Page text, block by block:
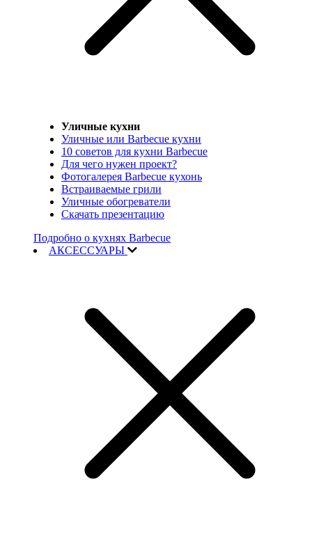
Уличные кухни
Уличные или Barbecue кухни
10 советов для кухни Barbecue
Для чего нужен проект?
Фотогалерея Barbecue кухонь
Встраиваемые грили
Уличные обогреватели
Скачать презентацию
Подробно о кухнях Barbecue
АКСЕССУАРЫ